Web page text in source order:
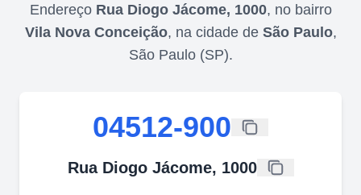
Endereço Rua Diogo Jácome, 1000, no bairro
Vila Nova Conceição, na cidade de São Paulo,
São Paulo(SP).
04512-900
Rua Diogo Jácome, 1000